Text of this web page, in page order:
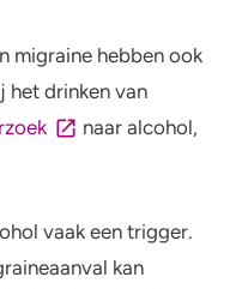
migraine hebben ook
het drinken van
naar alcohol,
vaak een trigger.
kan